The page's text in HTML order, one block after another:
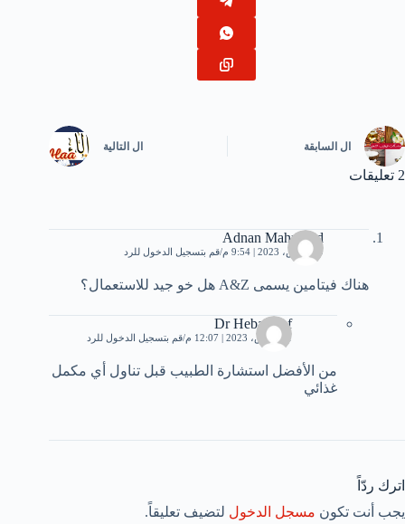
ال السابقة ال التالية
2 تعليقات
Adnan Mahmood
19 مارس، 2023 | 9:54 م قم بتسجيل الدخول للرد
هناك فيتامين يسمى A&Z هل خو جيد للاستعمال؟
Dr Heba Atef
21 مارس، 2023 | 12:07 م قم بتسجيل الدخول للرد
من الأفضل استشارة الطبيب قبل تناول أي مكمل
غذائي
اترك ردّاً
يجب أنت تكون مسجل الدخول لتضيف تعليقاً.